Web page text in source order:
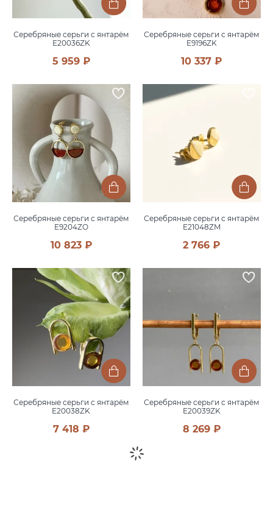
Серебряные серьги с янтарём
E20036ZK
5 959 ₽
Серебряные серьги с янтарём
E9196ZK
10 337 ₽
Серебряные серьги с янтарём
E9204ZO
10 823 ₽
Серебряные серьги с янтарём
E21048ZM
2 766 ₽
Серебряные серьги с янтарём
E20038ZK
7 418 ₽
Серебряные серьги с янтарём
E20039ZK
8 269 ₽